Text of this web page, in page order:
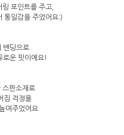
포인트를 주고,
통일감을 주었어요:)
밴딩으로
로운 핏이에요!
스판소재로
짐 걱정을
여주었어요